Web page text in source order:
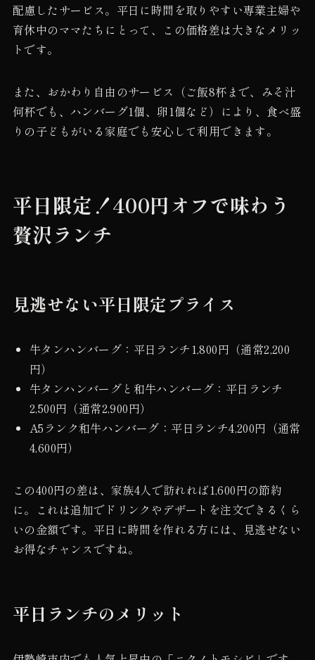
配慮したサービス。平日に時間を取りやすい専業主婦や
育休中のママたちにとって、この価格差は大きなメリッ
トです。
また、おかわり自由のサービス（ご飯8杯まで、みそ汁
何杯でも、ハンバーグ1個、卵1個など）により、食べ盛
りの子どもがいる家庭でも安心して利用できます。
平日限定！400円オフで味わう
贅沢ランチ
見逃せない平日限定プライス
牛タンハンバーグ：平日ランチ1,800円（通常2,200
円）
牛タンハンバーグと和牛ハンバーグ：平日ランチ
2,500円（通常2,900円）
A5ランク和牛ハンバーグ：平日ランチ4,200円（通常
4,600円）
この400円の差は、家族4人で訪れれば1,600円の節約
に。これは追加でドリンクやデザートを注文できるくら
いの金額です。平日に時間を作れる方には、見逃せない
お得なチャンスですね。
平日ランチのメリット